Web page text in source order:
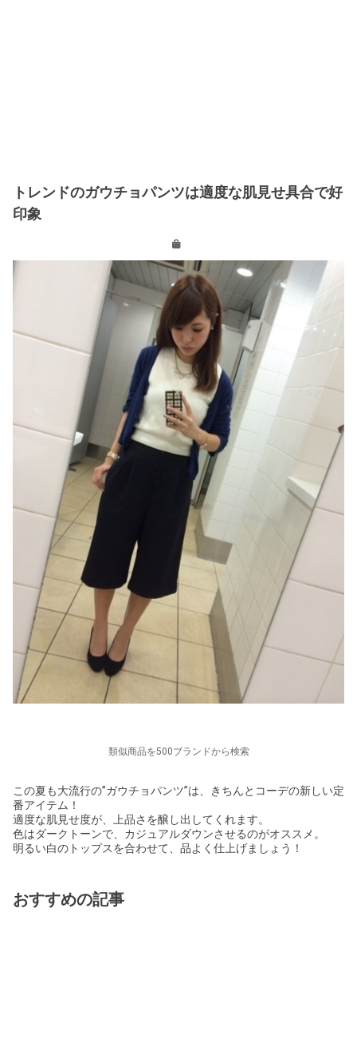
トレンドのガウチョパンツは適度な肌見せ具合で好
印象
類似商品を500ブランドから検索
この夏も大流行の”ガウチョパンツ”は、きちんとコーデの新しい定
番アイテム！
適度な肌見せ度が、上品さを醸し出してくれます。
色はダークトーンで、カジュアルダウンさせるのがオススメ。
明るい白のトップスを合わせて、品よく仕上げましょう！
おすすめの記事